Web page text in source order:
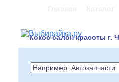
Кокос салон красоты г.